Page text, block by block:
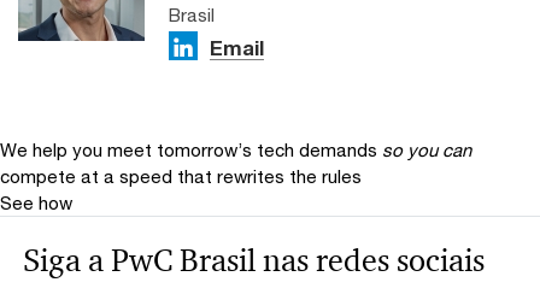
Brasil
Email
We help you meet tomorrow’s tech demands so you can
compete at a speed that rewrites the rules
See how
Siga a PwC Brasil nas redes sociais